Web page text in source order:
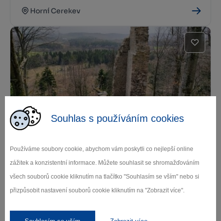
Souhlas s používáním cookies
Používáme soubory cookie, abychom vám poskytli co nejlepší online
zážitek a konzistentní informace. Můžete souhlasit se shromažďováním
všech souborů cookie kliknutím na tlačítko "Souhlasím se vším" nebo si
přizpůsobit nastavení souborů cookie kliknutím na "Zobrazit více".
Horní Cerekev
Zřícenina hradu Štamberk
Další památky